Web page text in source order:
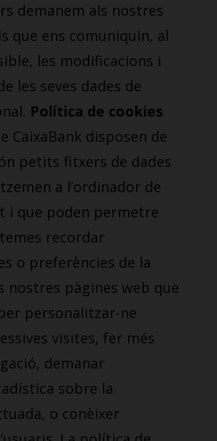
demanem als nostres
que ens comuniquin, al
les modificacions i
les seves dades de
Política de cookies
CaixaBank disposen de
petits fitxers de dades
a l’ordinador de
i que poden permetre
recordar
o preferències de la
nostres pàgines web que
personalitzar-ne
visites, fer més
demanar
sobre la
o conèixer